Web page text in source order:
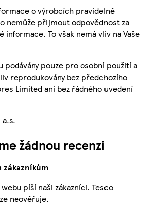
o výrobcích pravidelně
nemůže přijmout odpovědnost za
informace. To však nemá vliv na Vaše
podávány pouze pro osobní použití a
reprodukovány bez předchozího
Limited ani bez řádného uvedení
žádnou recenzi
zákazníkům
píší naši zákazníci. Tesco
neověřuje.